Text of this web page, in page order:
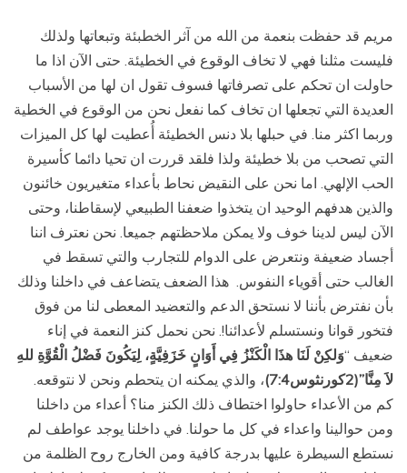
مريم قد حفظت بنعمة من الله من آثر الخطبئة وتبعاتها ولذلك
فليست مثلنا فهي لا تخاف الوقوع في الخطيئة. حتى الآن اذا ما
حاولت ان تحكم على تصرفاتها فسوف تقول ان لها من الأسباب
العديدة التي تجعلها ان تخاف كما نفعل نحن من الوقوع في الخطية
وربما اكثر منا. في حبلها بلا دنس الخطيئة أُعطيت لها كل الميزات
التي تصحب من بلا خطيئة ولذا فلقد قررت ان تحيا دائما كأسيرة
الحب الإلهي. اما نحن على النقيض نحاط بأعداء متغيريون خائنون
والذين هدفهم الوحيد ان يتخذوا ضعفنا الطبيعي لإسقاطنا، وحتى
الآن ليس لدينا خوف ولا يمكن ملاحظتهم جميعا. نحن نعترف اننا
أجساد ضعيفة ونتعرض على الدوام للتجارب والتي تسقط في
الغالب حتى أقوياء النفوس. هذا الضعف يتضاعف في داخلنا وذلك
بأن نفترض بأننا لا نستحق الدعم والتعضيد المعطى لنا من فوق
فتخور قوانا ونستسلم لأعدائنا!. نحن نحمل كنز النعمة في إناء
ضعيف “وَلكِنْ لَنَا هذَا الْكَنْزُ فِي أَوَانٍ خَزَفِيَّةٍ، لِيَكُونَ فَضْلُ الْقُوَّةِ للهِ
لاَ مِنَّا”(2كورنثوس7:4)
، والذي يمكنه ان يتحطم ونحن لا نتوقعه.
كم من الأعداء حاولوا اختطاف ذلك الكنز منا؟ أعداء من داخلنا
ومن حوالينا واعداء في كل ما حولنا. في داخلنا يوجد عواطف لم
نستطع السيطرة عليها بدرجة كافية ومن الخارج روح الظلمة من